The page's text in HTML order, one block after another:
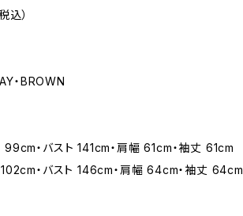
込）
・BROWN
・バスト 141cm・肩幅 61cm・袖丈 61cm
・バスト 146cm・肩幅 64cm・袖丈 64cm